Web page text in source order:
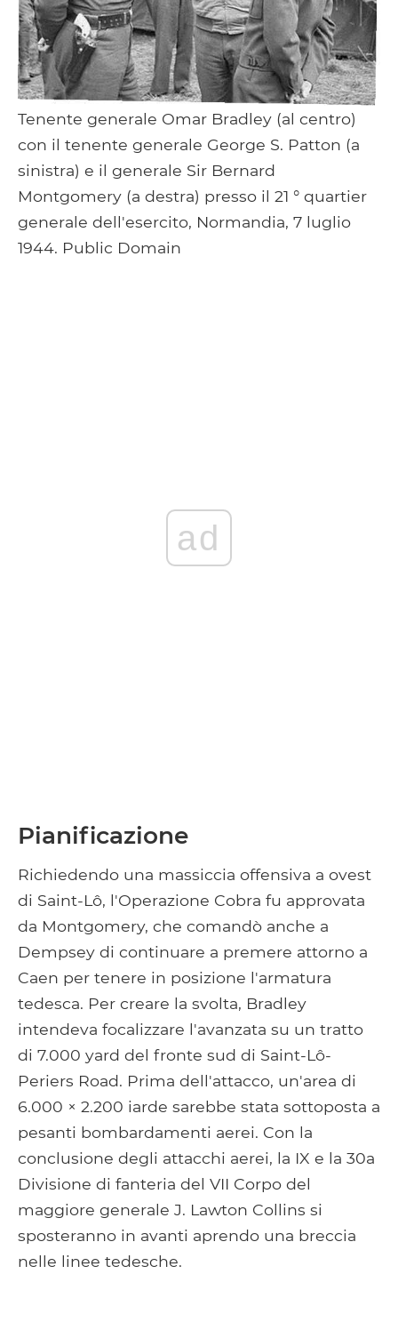
Tenente generale Omar Bradley (al centro)
con il tenente generale George S. Patton (a
sinistra) e il generale Sir Bernard
Montgomery (a destra) presso il 21 ° quartier
generale dell'esercito, Normandia, 7 luglio
1944. Public Domain
ad
Pianificazione
Richiedendo una massiccia offensiva a ovest
di Saint-Lô, l'Operazione Cobra fu approvata
da Montgomery, che comandò anche a
Dempsey di continuare a premere attorno a
Caen per tenere in posizione l'armatura
tedesca. Per creare la svolta, Bradley
intendeva focalizzare l'avanzata su un tratto
di 7.000 yard del fronte sud di Saint-Lô-
Periers Road. Prima dell'attacco, un'area di
6.000 × 2.200 iarde sarebbe stata sottoposta a
pesanti bombardamenti aerei. Con la
conclusione degli attacchi aerei, la IX e la 30a
Divisione di fanteria del VII Corpo del
maggiore generale J. Lawton Collins si
sposteranno in avanti aprendo una breccia
nelle linee tedesche.